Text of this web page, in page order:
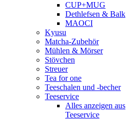
CUP+MUG
Dethlefsen & Balk
MAOCI
Kyusu
Matcha-Zubehör
Mühlen & Mörser
Stövchen
Streuer
Tea for one
Teeschalen und -becher
Teeservice
Alles anzeigen aus
Teeservice